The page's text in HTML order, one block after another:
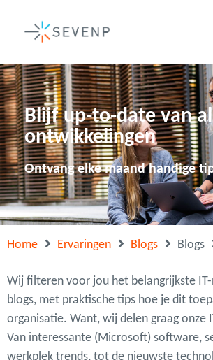
Blijf up-to-date van
ontwikkelingen
Ontvang elke maand handige
Home Ervaringen Blogs Blogs
Wij filteren voor jou het belangrijkste
blogs, met praktische tips hoe je dit
organisatie. Want, wij delen graag onze
Van interessante (Microsoft) software,
werkplek trends, tot de nieuwste